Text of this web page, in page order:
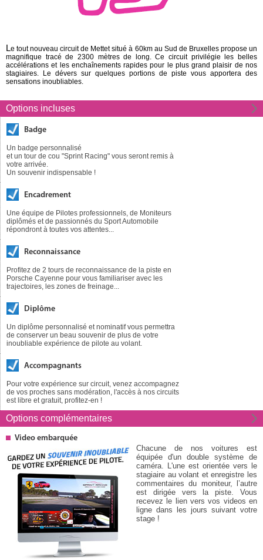
Options incluses
Badge
Un badge personnalisé
et un tour de cou "Sprint Racing" vous seront remis à
votre arrivée.
Un souvenir indispensable !
Encadrement
Une équipe de Pilotes professionnels, de Moniteurs
diplômés et de passionnés du Sport Automobile
répondront à toutes vos attentes...
Reconnaissance
Profitez de 2 tours de reconnaissance de la piste en
Porsche Cayenne pour vous familiariser avec les
trajectoires, les zones de freinage...
Diplôme
Un diplôme personnalisé et nominatif vous permettra
de conserver un beau souvenir de plus de votre
inoubliable expérience de pilote au volant.
Accompagnants
Pour votre expérience sur circuit, venez accompagnez
de vos proches sans modération, l'accès à nos circuits
est libre et gratuit, profitez-en !
Options complémentaires
Video embarquée
Chacune de nos voitures est
équipée d'un double système de
caméra. L'une est orientée vers le
stagiaire au volant et enregistre les
commentaires du moniteur, l’autre
est dirigée vers la piste. Vous
recevez le lien vers vos videos en
ligne dans les jours suivant votre
stage !
Le tout nouveau circuit de Mettet situé à 60km au Sud de Bruxelles propose un
magnifique tracé de 2300 mètres de long. Ce circuit privilégie les belles
accélérations et les enchaînements rapides pour le plus grand plaisir de nos
stagiaires. Le dévers sur quelques portions de piste vous apportera des
sensations inoubliables.